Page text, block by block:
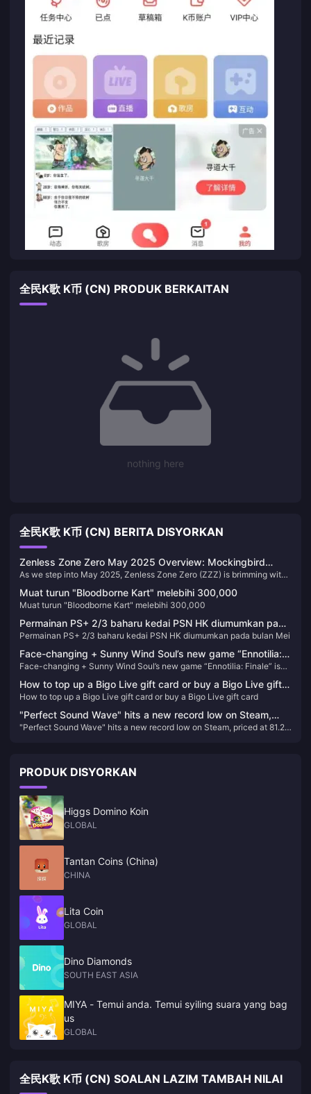
全民K歌 K币 (CN) PRODUK BERKAITAN
nothing here
全民K歌 K币 (CN) BERITA DISYORKAN
Zenless Zone Zero May 2025 Overview: Mockingbird
Dominance, 2.0 Preview, and Exciting Events!
As we step into May 2025, Zenless Zone Zero (ZZZ) is brimming with
need to know to maximize your in-game experience this month.
Muat turun "Bloodborne Kart" melebihi 300,000
Muat turun "Bloodborne Kart" melebihi 300,000
Permainan PS+ 2/3 baharu kedai PSN HK diumumkan pada
bulan Mei
Permainan PS+ 2/3 baharu kedai PSN HK diumumkan pada bulan Mei
Face-changing + Sunny Wind Soul’s new game “Ennotilia:
Finale” is scheduled to be released on June 21
Face-changing + Sunny Wind Soul’s new game “Ennotilia: Finale” is
How to top up a Bigo Live gift card or buy a Bigo Live gift
card
How to top up a Bigo Live gift card or buy a Bigo Live gift card
"Perfect Sound Wave" hits a new record low on Steam,
priced at 81.25 yuan after discount
"Perfect Sound Wave" hits a new record low on Steam, priced at 81.25
PRODUK DISYORKAN
Higgs Domino Koin
GLOBAL
Tantan Coins (China)
CHINA
Lita Coin
GLOBAL
Dino Diamonds
SOUTH EAST ASIA
MIYA - Temui anda. Temui syiling suara yang bag
us
GLOBAL
全民K歌 K币 (CN) SOALAN LAZIM TAMBAH NILAI